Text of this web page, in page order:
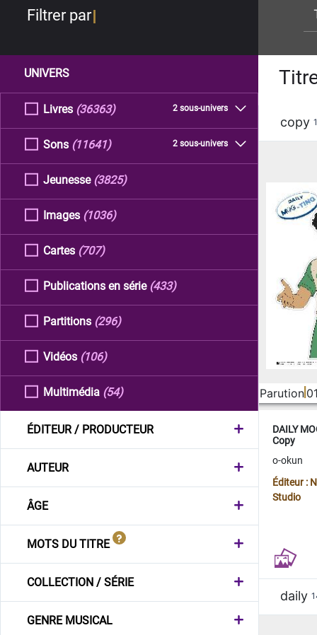
Filtrer par
UNIVERS
Livres 2 sous-univers
(36363)
Sons 2 sous-univers
(11641)
Jeunesse (3825)
Images (1036)
Cartes (707)
Publications en série (433)
Partitions (296)
Vidéos (106)
Multimédia (54)
ÉDITEUR / PRODUCTEUR
AUTEUR
ÂGE
MOTS DU TITRE
COLLECTION / SÉRIE
GENRE MUSICAL
copy
Parution
DAILY
Copy
o-okun
Éditeur :
Studio
daily